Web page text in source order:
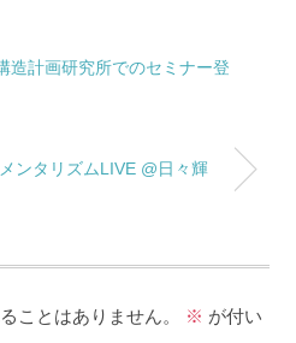
造計画研究所でのセミナー登
ンタリズムLIVE @日々輝
ことはありません。 ※ が付い